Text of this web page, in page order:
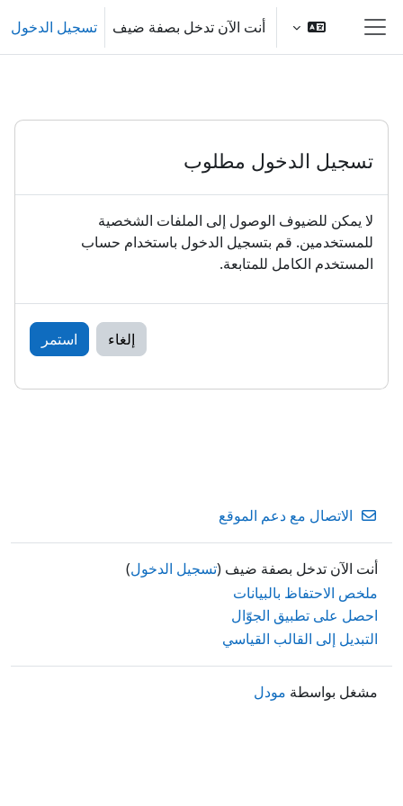
تخطى إلى المحتوى الرئيسي
واجهة جانبية
أنت الآن تدخل بصفة ضيف تسجيل الدخول
تسجيل الدخول مطلوب
لا يمكن للضيوف الوصول إلى الملفات الشخصية
للمستخدمين. قم بتسجيل الدخول باستخدام حساب
المستخدم الكامل للمتابعة.
إلغاء استمر
الاتصال مع دعم الموقع
أنت الآن تدخل بصفة ضيف (تسجيل الدخول)
ملخص الاحتفاظ بالبيانات
احصل على تطبيق الجوّال
التبديل إلى القالب القياسي
مشغل بواسطة مودل